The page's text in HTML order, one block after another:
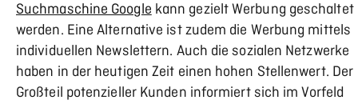
Suchmaschine Googlekann gezielt Werbung geschaltet
werden. Eine Alternative ist zudem die Werbung mittels
individuellen Newslettern. Auch die sozialen Netzwerke
haben in der heutigen Zeit einen hohen Stellenwert. Der
Großteil potenzieller Kunden informiert sich im Vorfeld